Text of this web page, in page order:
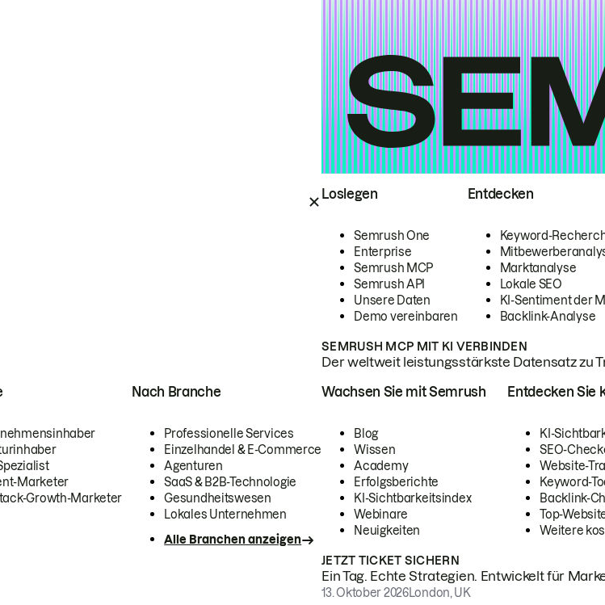
Loslegen
Semrush One
Enterprise
Semrush MCP
Semrush API
Unsere Daten
Demo vereinbaren
Entdecken
Keyword-
Marktanalyse
Lokale SEO
KI-Sentiment der
Backlink-Analyse
SEMRUSH MCP MIT KI VERBINDEN
Der weltweit leistungsstärkste Datensatz zu
Marketer
Growth-Marketer
Nach Branche
Professionelle Services
Einzelhandel & E-Commerce
Agenturen
SaaS & B2B-Technologie
Gesundheitswesen
Lokales Unternehmen
Alle Branchen anzeigen
Wachsen Sie mit Semrush
Blog
Wissen
Academy
Erfolgsberichte
KI-Sichtbarkeitsindex
Webinare
Neuigkeiten
Entdecken Sie
KI-
SEO-
Website-
Keyword-
Backlink-
Top-
Weitere
JETZT TICKET SICHERN
Ein Tag. Echte Strategien. Entwickelt für
13. Oktober 2026London, UK